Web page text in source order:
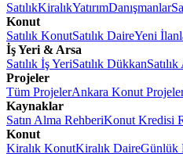
SatılıkKiralıkYatırımDanışmanlar
Konut
Satılık KonutSatılık DaireYeni
İş Yeri & Arsa
Satılık İş YeriSatılık DükkanSatılık
Projeler
Tüm ProjelerAnkara Konut
Kaynaklar
Satın Alma RehberiKonut Kredisi
Konut
Kiralık KonutKiralık DaireGünlük